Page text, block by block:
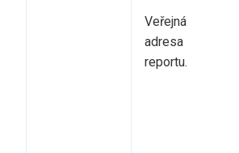
Veřejná
adresa
reportu.